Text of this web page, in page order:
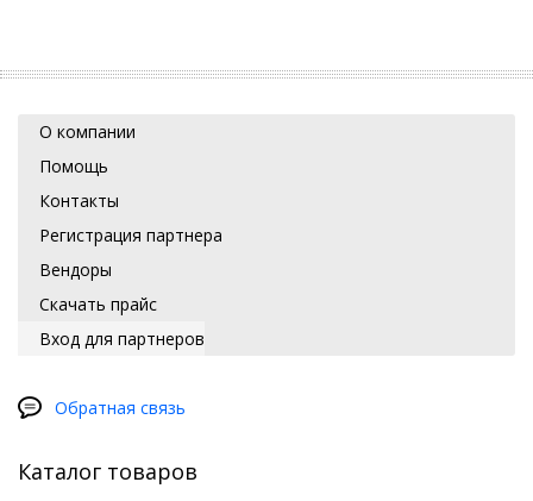
О компании
Помощь
Контакты
Регистрация партнера
Вендоры
Скачать прайс
Вход для партнеров
Обратная связь
Каталог товаров